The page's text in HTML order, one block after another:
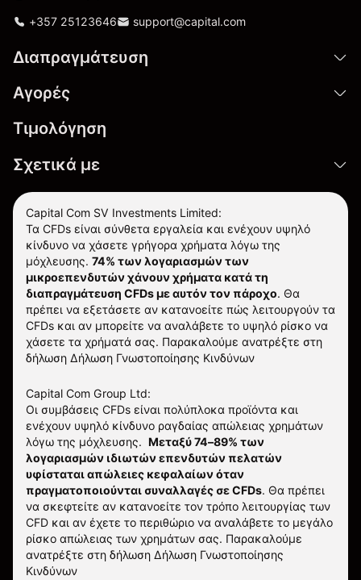
+357 25123646 support@capital.com
Διαπραγμάτευση
Αγορές
Τιμολόγηση
Σχετικά με
Capital Com SV Investments Limited:
Τα CFDs είναι σύνθετα εργαλεία και ενέχουν υψηλό
κίνδυνο να χάσετε γρήγορα χρήματα λόγω της
μόχλευσης. 74% των λογαριασμών των
μικροεπενδυτών χάνουν χρήματα κατά τη
διαπραγμάτευση CFDs με αυτόν τον πάροχο. Θα
πρέπει να εξετάσετε αν κατανοείτε πώς λειτουργούν τα
CFDs και αν μπορείτε να αναλάβετε το υψηλό ρίσκο να
χάσετε τα χρήματά σας. Παρακαλούμε ανατρέξτε στη
δήλωση Δήλωση Γνωστοποίησης Κινδύνων
Capital Com Group Ltd:
Οι συμβάσεις CFDs είναι πολύπλοκα προϊόντα και
ενέχουν υψηλό κίνδυνο ραγδαίας απώλειας χρημάτων
λόγω της μόχλευσης. Μεταξύ 74–89% των
λογαριασμών ιδιωτών επενδυτών πελατών
υφίσταται απώλειες κεφαλαίων όταν
πραγματοποιούνται συναλλαγές σε CFDs. Θα πρέπει
να σκεφτείτε αν κατανοείτε τον τρόπο λειτουργίας των
CFD και αν έχετε το περιθώριο να αναλάβετε το μεγάλο
ρίσκο απώλειας των χρημάτων σας. Παρακαλούμε
ανατρέξτε στη δήλωση Δήλωση Γνωστοποίησης
Κινδύνων